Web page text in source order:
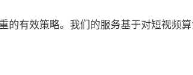
的有效策略。我们的服务基于对短视频